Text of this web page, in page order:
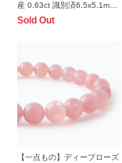
産 0.63ct 識別済6.5x5.1mm
前後
Sold Out
【一点もの】ディープローズ